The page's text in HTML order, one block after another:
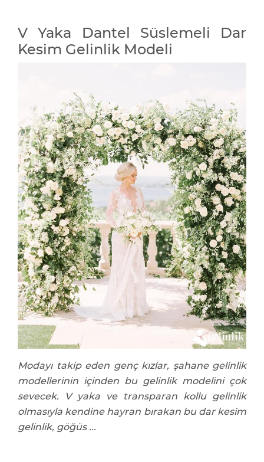
V Yaka Dantel Süslemeli Dar
Kesim Gelinlik Modeli
Modayı takip eden genç kızlar, şahane gelinlik
modellerinin içinden bu gelinlik modelini çok
sevecek. V yaka ve transparan kollu gelinlik
olmasıyla kendine hayran bırakan bu dar kesim
gelinlik, göğüs ...